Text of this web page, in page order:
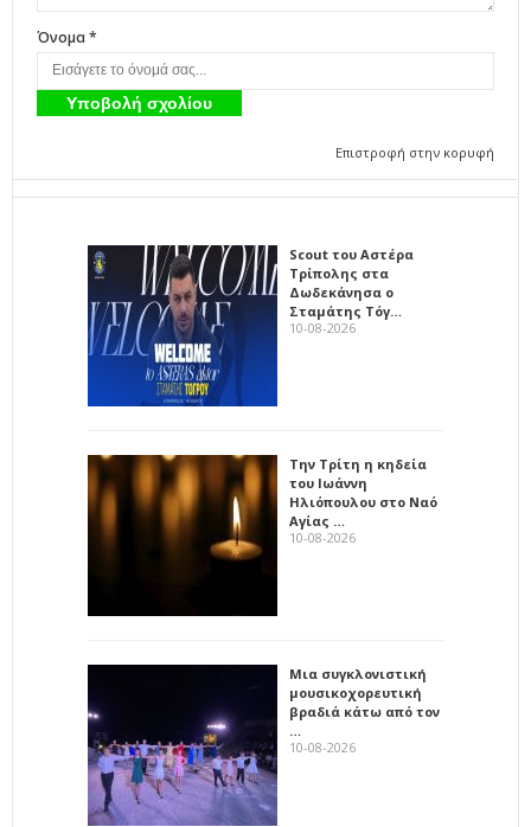
Όνομα *
Επιστροφή στην κορυφή
Scout του Αστέρα
Τρίπολης στα
Δωδεκάνησα ο
Σταμάτης Τόγ…
10-08-2026
Την Τρίτη η κηδεία
του Ιωάννη
Ηλιόπουλου στο Ναό
Αγίας …
10-08-2026
Μια συγκλονιστική
μουσικοχορευτική
βραδιά κάτω από τον
…
10-08-2026